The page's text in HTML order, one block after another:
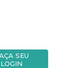
SEU
LOGIN